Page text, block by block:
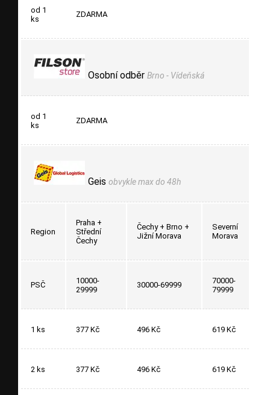
od 1
ks
ZDARMA
Osobní odběr Brno - Vídeňská
od 1
ks
ZDARMA
Geis obvykle max do 48h
Region
Praha +
Střední
Čechy
Čechy + Brno +
Jižní Morava
Severní
Morava
PSČ
10000-
29999
30000-69999
70000-
79999
1 ks 377 Kč 496 Kč 619 Kč
2 ks 377 Kč 496 Kč 619 Kč